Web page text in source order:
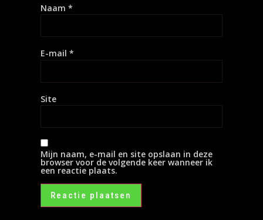
Naam *
E-mail *
Site
Mijn naam, e-mail en site opslaan in deze
browser voor de volgende keer wanneer ik
een reactie plaats.